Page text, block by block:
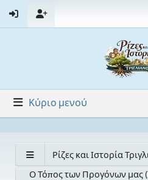
Κύριο μενού
Ρίζες και Ιστορία
Ο Τόπος των Προγόνων μας